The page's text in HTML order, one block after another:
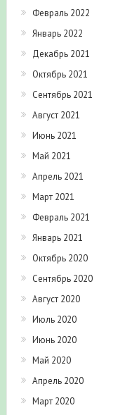
Февраль 2022
Январь 2022
Декабрь 2021
Октябрь 2021
Сентябрь 2021
Август 2021
Июнь 2021
Май 2021
Апрель 2021
Март 2021
Февраль 2021
Январь 2021
Октябрь 2020
Сентябрь 2020
Август 2020
Июль 2020
Июнь 2020
Май 2020
Апрель 2020
Март 2020